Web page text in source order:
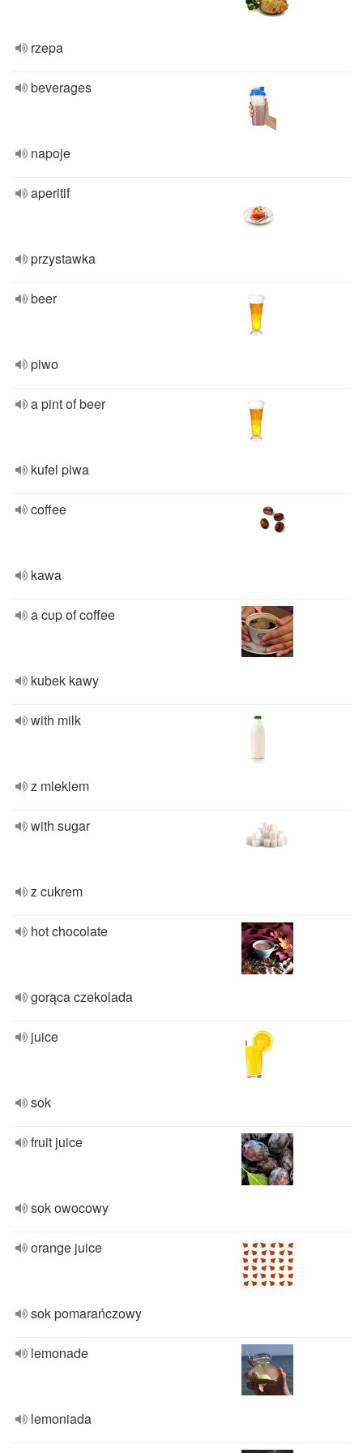
rzepa
beverages
napoje
aperitif
przystawka
beer
piwo
a pint of beer
kufel piwa
coffee
kawa
a cup of coffee
kubek kawy
with milk
z mlekiem
with sugar
z cukrem
hot chocolate
gorąca czekolada
juice
sok
fruit juice
sok owocowy
orange juice
sok pomarańczowy
lemonade
lemoniada